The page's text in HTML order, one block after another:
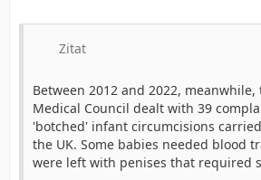
Zitat
Between 2012 and 2022, meanwhile,
Medical Council dealt with 39
'botched' infant circumcisions
the UK. Some babies needed blood
were left with penises that required